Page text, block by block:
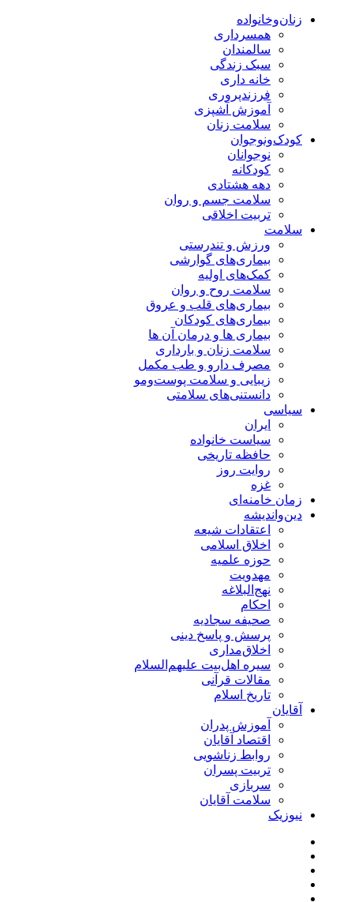
زنان‌وخانواده
همسرداری
سالمندان
سبک زندگی
خانه داری
فرزندپروری
آموزش آشپزی
سلامت زنان
کودک‌ونوجوان
نوجوانان
کودکانه
دهه هشتادی
سلامت جسم و روان
تربیت اخلاقی
سلامت
ورزش و تندرستی
بیماری‌های گوارشی
کمک‌های اولیه
سلامت روح و روان
بیماری‌های قلب و عروق
بیماری‌های کودکان
بیماری ها و درمان آن ها
سلامت زنان و بارداری
مصرف دارو و طب مکمل
زیبایی و سلامت پوست‌ومو
دانستنی‌های سلامتی
سیاسی
ایران
سیاست خانواده
حافظه تاریخی
روایت روز
غزه
زمان خامنه‌ای
دین‌واندیشه
اعتقادات شیعه
اخلاق اسلامی
حوزه علمیه
مهدویت
نهج‌البلاغه
احکام
صحیفه سجادیه
پرسش و پاسخ دینی
اخلاق‌مداری
سیره اهل‌بیت علیهم‌السلام
مقالات قرآنی
تاریخ اسلام
آقایان
آموزش پدران
اقتصاد آقایان
روابط زناشویی
تربیت پسران
سربازی
سلامت آقایان
نیوزیک